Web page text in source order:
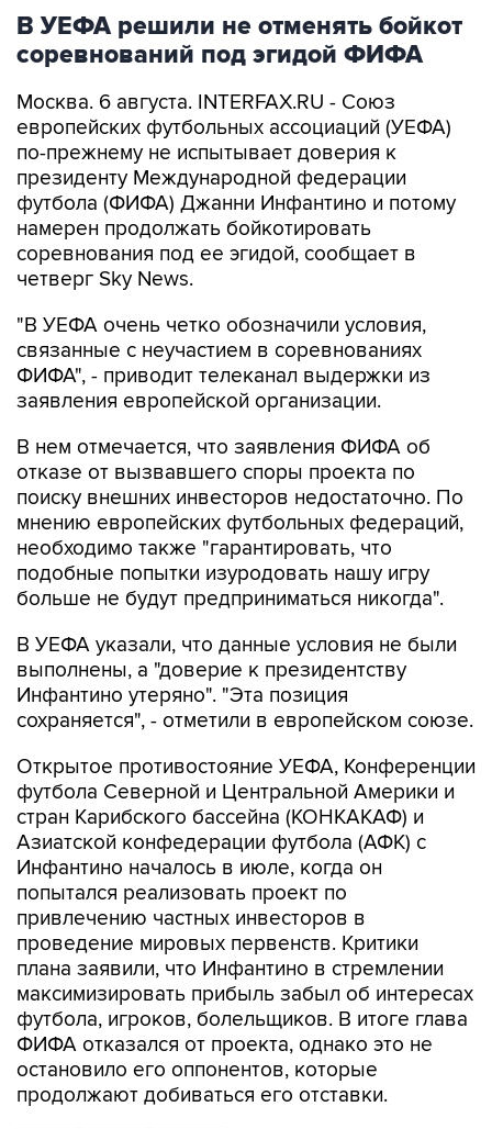
В УЕФА решили не отменять бойкот
соревнований под эгидой ФИФА
Москва. 6 августа. INTERFAX.RU - Союз
европейских футбольных ассоциаций (УЕФА)
по-прежнему не испытывает доверия к
президенту Международной федерации
футбола (ФИФА) Джанни Инфантино и потому
намерен продолжать бойкотировать
соревнования под ее эгидой, сообщает в
четверг Sky News.
"В УЕФА очень четко обозначили условия,
связанные с неучастием в соревнованиях
ФИФА", - приводит телеканал выдержки из
заявления европейской организации.
В нем отмечается, что заявления ФИФА об
отказе от вызвавшего споры проекта по
поиску внешних инвесторов недостаточно. По
мнению европейских футбольных федераций,
необходимо также "гарантировать, что
подобные попытки изуродовать нашу игру
больше не будут предприниматься никогда".
В УЕФА указали, что данные условия не были
выполнены, а "доверие к президентству
Инфантино утеряно". "Эта позиция
сохраняется", - отметили в европейском союзе.
Открытое противостояние УЕФА, Конференции
футбола Северной и Центральной Америки и
стран Карибского бассейна (КОНКАКАФ) и
Азиатской конфедерации футбола (АФК) с
Инфантино началось в июле, когда он
попытался реализовать проект по
привлечению частных инвесторов в
проведение мировых первенств. Критики
плана заявили, что Инфантино в стремлении
максимизировать прибыль забыл об интересах
футбола, игроков, болельщиков. В итоге глава
ФИФА отказался от проекта, однако это не
остановило его оппонентов, которые
продолжают добиваться его отставки.